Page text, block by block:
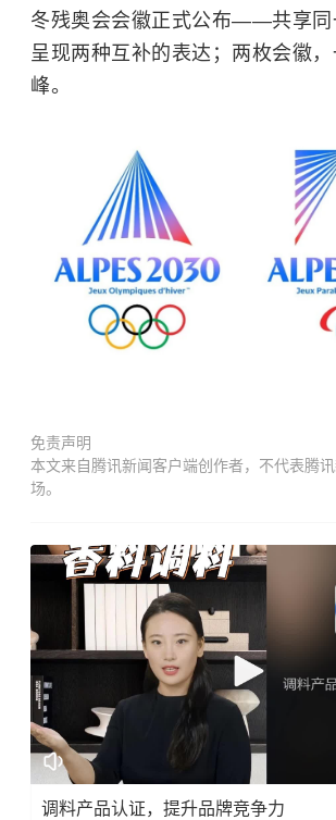
冬残奥会会徽正式公布——共享同
呈现两种互补的表达；两枚会徽
峰。
免责声明
本文来自腾讯新闻客户端创作者，不代表腾
场。
调料产品认证，提升品牌竞争力